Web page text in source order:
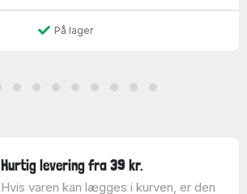
På lager
Hurtig levering fra 39 kr.
Hvis varen kan lægges i kurven, er den